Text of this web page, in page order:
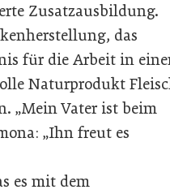
Zusatzausbildung.
das
für die Arbeit in
Naturprodukt
„Mein Vater ist beim
„Ihn freut es
es mit dem